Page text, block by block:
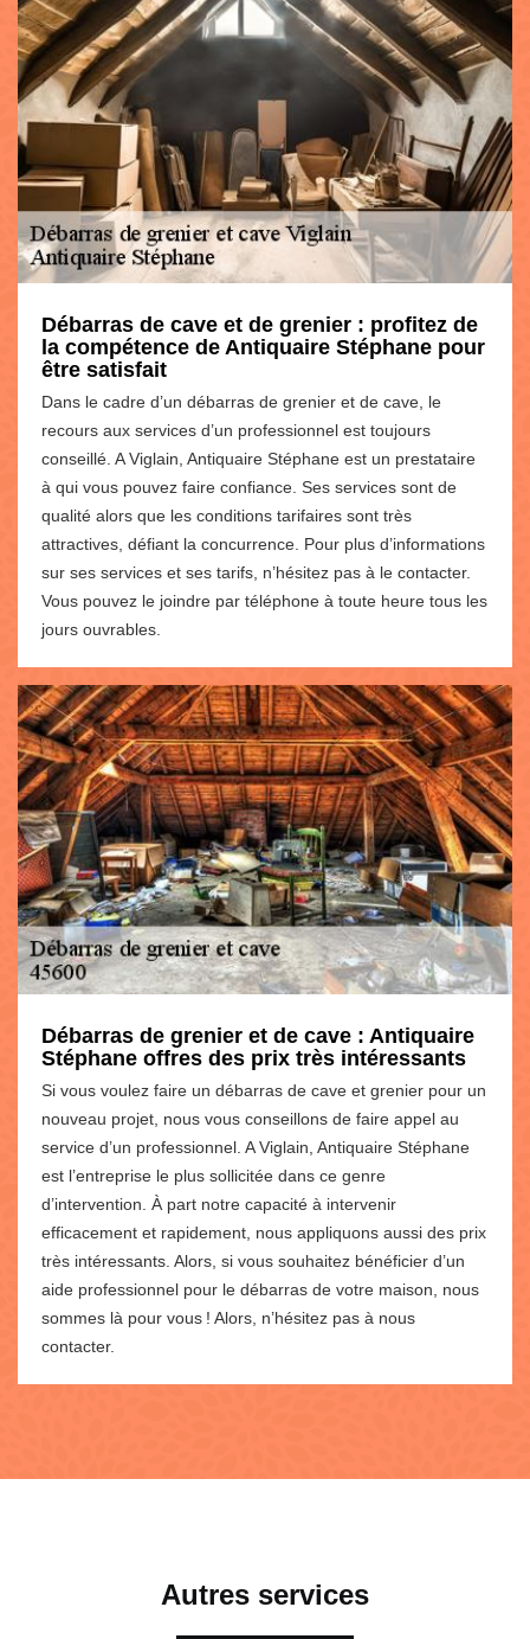
Débarras de cave et de grenier : profitez de
la compétence de Antiquaire Stéphane pour
être satisfait
Dans le cadre d’un débarras de grenier et de cave, le
recours aux services d’un professionnel est toujours
conseillé. A Viglain, Antiquaire Stéphane est un prestataire
à qui vous pouvez faire confiance. Ses services sont de
qualité alors que les conditions tarifaires sont très
attractives, défiant la concurrence. Pour plus d’informations
sur ses services et ses tarifs, n’hésitez pas à le contacter.
Vous pouvez le joindre par téléphone à toute heure tous les
jours ouvrables.
Débarras de grenier et de cave : Antiquaire
Stéphane offres des prix très intéressants
Si vous voulez faire un débarras de cave et grenier pour un
nouveau projet, nous vous conseillons de faire appel au
service d’un professionnel. A Viglain, Antiquaire Stéphane
est l’entreprise le plus sollicitée dans ce genre
d’intervention. À part notre capacité à intervenir
efficacement et rapidement, nous appliquons aussi des prix
très intéressants. Alors, si vous souhaitez bénéficier d’un
aide professionnel pour le débarras de votre maison, nous
sommes là pour vous ! Alors, n’hésitez pas à nous
contacter.
Autres services